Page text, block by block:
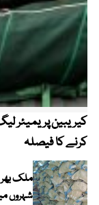
کرنے کا فیصلہ
ملک
شہروں میں 20 کلو تھیلا 100